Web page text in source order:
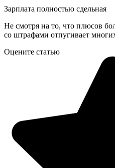
Зарплата полностью сдельная
Не смотря на то, что плюсов
со штрафами отпугивает
Оцените статью